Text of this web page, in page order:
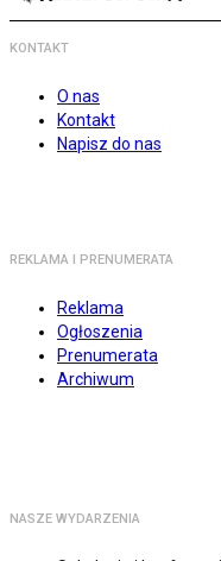
KONTAKT
O nas
Kontakt
Napisz do nas
REKLAMA I PRENUMERATA
Reklama
Ogłoszenia
Prenumerata
Archiwum
NASZE WYDARZENIA